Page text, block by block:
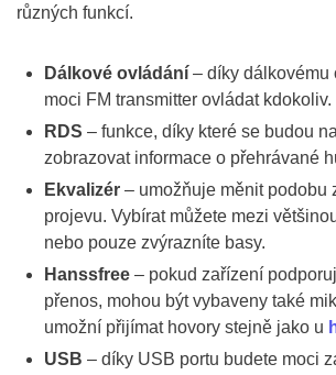
různých funkcí.
Dálkové ovládání – díky dálkovému
moci FM transmitter ovládat kdokoliv.
RDS – funkce, díky které se budou
zobrazovat informace o přehrávané
Ekvalizér – umožňuje měnit podobu
projevu. Vybírat můžete mezi
nebo pouze zvýrazníte basy.
Hanssfree – pokud zařízení
přenos, mohou být vybaveny také
umožní přijímat hovory stejně jako u
USB – díky USB portu budete moci